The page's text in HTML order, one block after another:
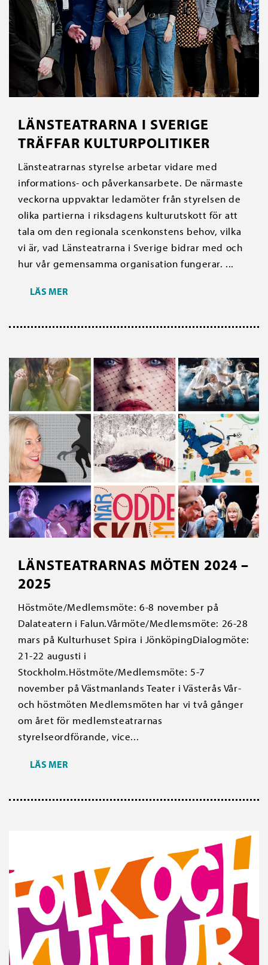
LÄNSTEATRARNA I SVERIGE
TRÄFFAR KULTURPOLITIKER
Länsteatrarnas styrelse arbetar vidare med
informations- och påverkansarbete. De närmaste
veckorna uppvaktar ledamöter från styrelsen de
olika partierna i riksdagens kulturutskott för att
tala om den regionala scenkonstens behov, vilka
vi är, vad Länsteatrarna i Sverige bidrar med och
hur vår gemensamma organisation fungerar. ...
LÄS MER
LÄNSTEATRARNAS MÖTEN 2024 –
2025
Höstmöte/Medlemsmöte: 6-8 november på
Dalateatern i Falun.Vårmöte/Medlemsmöte: 26-28
mars på Kulturhuset Spira i JönköpingDialogmöte:
21-22 augusti i
Stockholm.Höstmöte/Medlemsmöte: 5-7
november på Västmanlands Teater i Västerås Vår-
och höstmöten Medlemsmöten har vi två gånger
om året för medlemsteatrarnas
styrelseordförande, vice...
LÄS MER